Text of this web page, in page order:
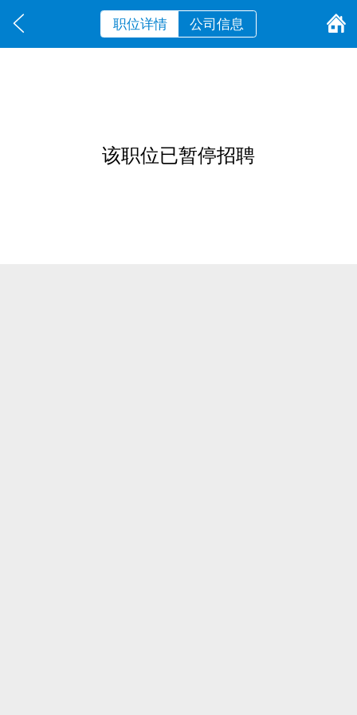
职位详情 公司信息
该职位已暂停招聘